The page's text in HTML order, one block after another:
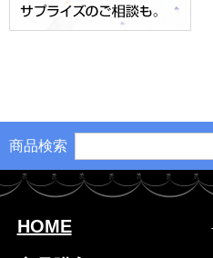
商品検索
HOME